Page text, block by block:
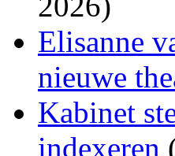
Elisanne
nieuwe
Kabinet
indexeren